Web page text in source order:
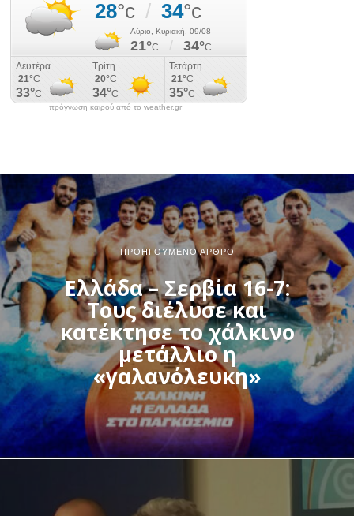
πρόγνωση καιρού από το weather.gr
ΠΡΟΗΓΟΎΜΕΝΟ ΆΡΘΡΟ
Ελλάδα – Σερβία 16-7:
Τους διέλυσε και
κατέκτησε το χάλκινο
μετάλλιο η
«γαλανόλευκη»